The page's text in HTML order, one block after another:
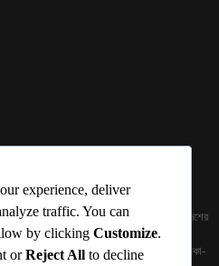
US
আলোকিত করে। সেই আলো কে ধারণ কর দেশ ও বিদেশের
হাতের মুঠোয় দিতে চায় টেকসিঁড়ি ডট কম।
১ (২য় তলা), ইনার সার্কুলার রোড, আরামবাগ, ঢাকা-
experience, deliver
traffic. You can
by clicking Customize.
orReject All to decline